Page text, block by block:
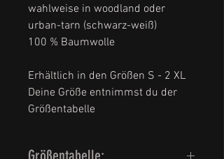
wahlweise in woodland oder
urban-tarn (schwarz-weiß)
100 % Baumwolle
Erhältlich in den Größen S - 2 XL
Deine Größe entnimmst du der
Größentabelle